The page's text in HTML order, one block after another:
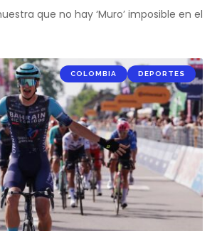
que no hay ‘Muro’ imposible en el
COLOMBIA DEPORTES